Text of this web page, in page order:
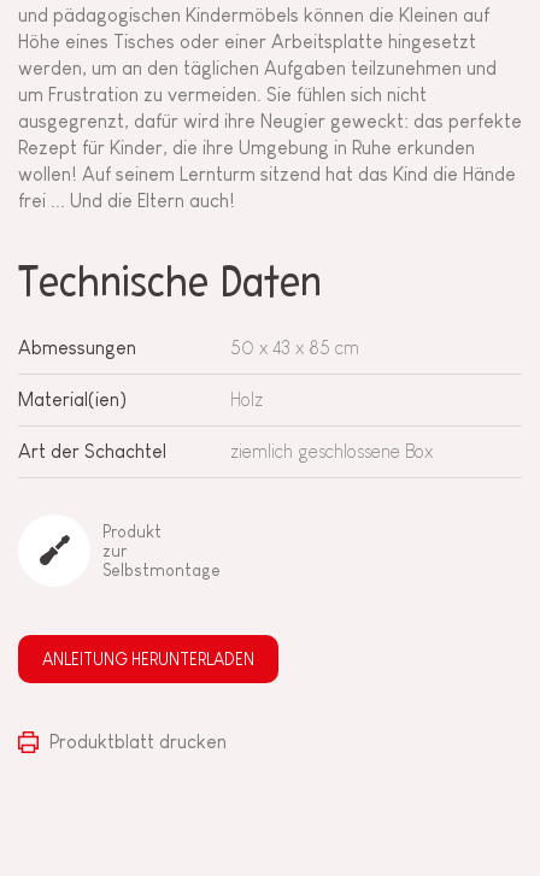
und pädagogischen Kindermöbels können die Kleinen auf
Höhe eines Tisches oder einer Arbeitsplatte hingesetzt
werden, um an den täglichen Aufgaben teilzunehmen und
um Frustration zu vermeiden. Sie fühlen sich nicht
ausgegrenzt, dafür wird ihre Neugier geweckt: das perfekte
Rezept für Kinder, die ihre Umgebung in Ruhe erkunden
wollen! Auf seinem Lernturm sitzend hat das Kind die Hände
frei ... Und die Eltern auch!
Technische Daten
Abmessungen 50 x 43 x 85 cm
Material(ien) Holz
Art der Schachtel ziemlich geschlossene Box
Produkt
zur
Selbstmontage
ANLEITUNG HERUNTERLADEN
Produktblatt drucken